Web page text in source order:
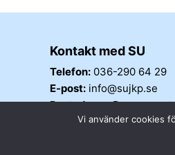
Kontakt med SU
Telefon: 036-290 64 29
E-post: info@sujkp.se
Postadress:
Vi använder cookies